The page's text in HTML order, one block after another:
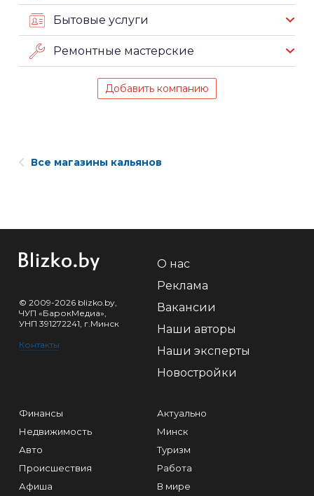
Бытовые услуги
Ремонтные мастерские
Добавить компанию
Все магазины кальянов
© 2009-2026 blizko.by,
ЧУП «БарокМедиа»,
УНП 391272241, г.Минск
Контакты
О нас
Реклама
Вакансии
Наши авторы
Наши эксперты
Новостройки
Финансы
Недвижимость
Авто
Происшествия
Афиша
Актуально
Минск
Туризм
Работа
В мире